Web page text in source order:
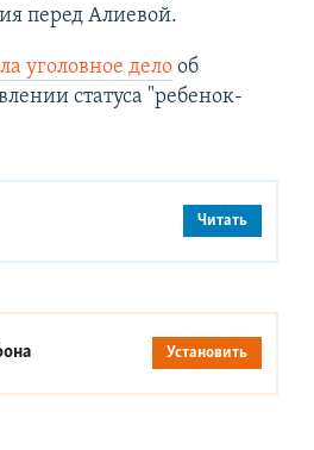
перед Алиевой.
уголовное делооб
статуса "ребенок-
Читать
Установить